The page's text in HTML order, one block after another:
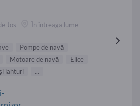
Jos În întreaga lume
Pompe de navă
Motoare de navă
Elice
iahturi
...